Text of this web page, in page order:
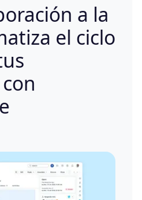
a la
el ciclo